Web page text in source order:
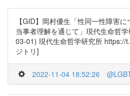
【GID】岡村優生「性同一性障害
当事者理解を通じて」現代生命哲
03-01) 現代生命哲学研究所 https://
ジトリ]
2022-11-04 18:52:26